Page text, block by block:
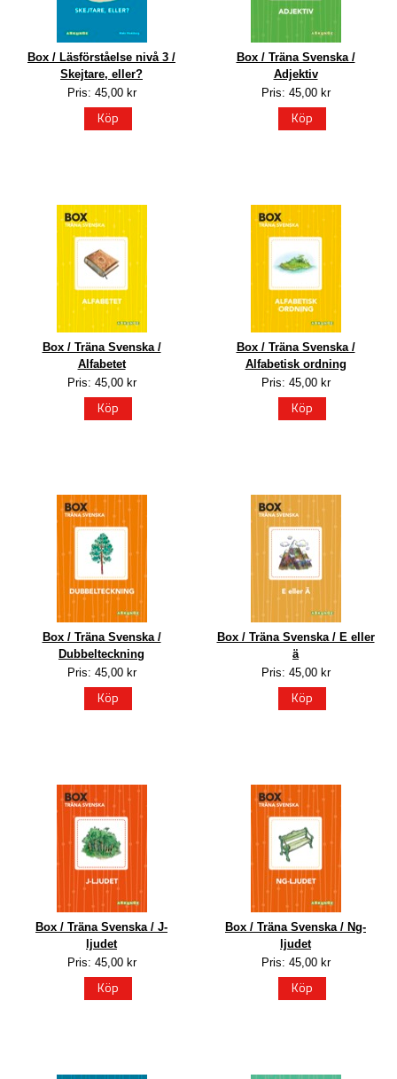
Box / Läsförståelse nivå 3 /
Skejtare, eller?
Pris: 45,00 kr
Köp
Box / Träna Svenska /
Adjektiv
Pris: 45,00 kr
Köp
Box / Träna Svenska /
Alfabetet
Pris: 45,00 kr
Köp
Box / Träna Svenska /
Alfabetisk ordning
Pris: 45,00 kr
Köp
Box / Träna Svenska /
Dubbelteckning
Pris: 45,00 kr
Köp
Box / Träna Svenska / E eller
ä
Pris: 45,00 kr
Köp
Box / Träna Svenska / J-
ljudet
Pris: 45,00 kr
Köp
Box / Träna Svenska / Ng-
ljudet
Pris: 45,00 kr
Köp